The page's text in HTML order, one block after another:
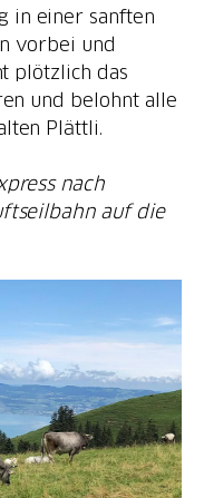
in einer sanften
vorbei und
plötzlich das
und belohnt alle
nach
auf die